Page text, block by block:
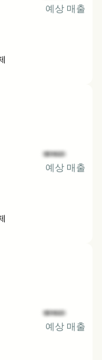
예상 매출
예상 매출
예상 매출